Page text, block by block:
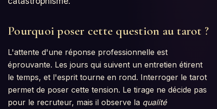
Pourquoi poser cette question au tarot ?
L'attente d'une réponse professionnelle est
éprouvante. Les jours qui suivent un entretien étirent
le temps, et l'esprit tourne en rond. Interroger le tarot
permet de poser cette tension. Le tirage ne décide pas
pour le recruteur, mais il observe la qualité